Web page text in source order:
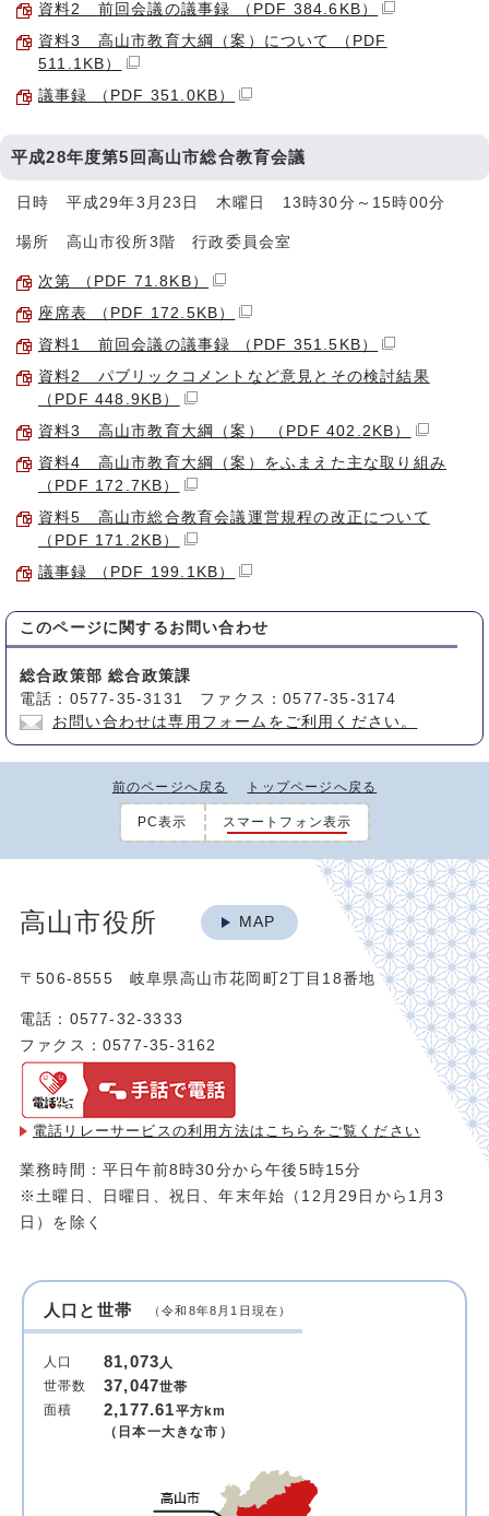
資料2 前回会議の議事録 （PDF 384.6KB）
資料3 高山市教育大綱（案）について （PDF
511.1KB）
議事録 （PDF 351.0KB）
平成28年度第5回高山市総合教育会議
日時 平成29年3月23日 木曜日 13時30分～15時00分
場所 高山市役所3階 行政委員会室
次第 （PDF 71.8KB）
座席表 （PDF 172.5KB）
資料1 前回会議の議事録 （PDF 351.5KB）
資料2 パブリックコメントなど意見とその検討結果
（PDF 448.9KB）
資料3 高山市教育大綱（案） （PDF 402.2KB）
資料4 高山市教育大綱（案）をふまえた主な取り組み
（PDF 172.7KB）
資料5 高山市総合教育会議運営規程の改正について
（PDF 171.2KB）
議事録 （PDF 199.1KB）
このページに関する お問い合わせ
総合政策部 総合政策課
電話：0577-35-3131 ファクス：0577-35-3174
お問い合わせは専用フォームをご利用ください。
前のページへ戻る トップページへ戻る
PC表示 スマートフォン表示
高山市役所 MAP
〒506-8555 岐阜県高山市花岡町2丁目18番地
電話：0577-32-3333
ファクス：0577-35-3162
電話リレーサービスの利用方法は こちらをご覧ください
業務時間：平日午前8時30分から午後5時15分
※土曜日、日曜日、祝日、年末年始（12月29日から1月3
日）を除く
人口と世帯 （令和8年8月1日現在）
人口 81,073人
世帯数
37,047世帯
面積
2,177.61平方km
（日本一大きな市）